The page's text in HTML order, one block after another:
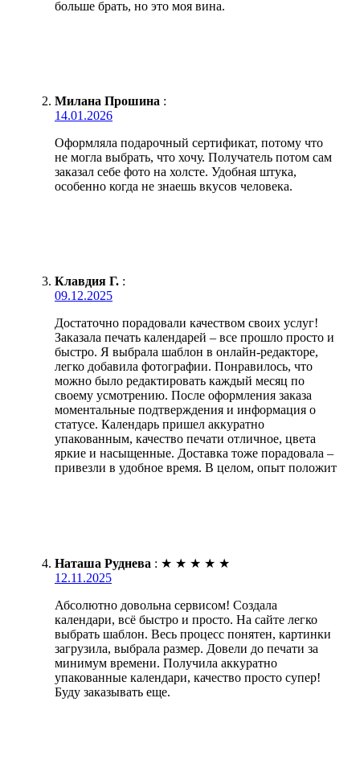
больше брать, но это моя вина.
Милана Прошина :
14.01.2026
Оформляла подарочный сертификат, потому что
не могла выбрать, что хочу. Получатель потом сам
заказал себе фото на холсте. Удобная штука,
особенно когда не знаешь вкусов человека.
Клавдия Г. :
09.12.2025
Достаточно порадовали качеством своих услуг!
Заказала печать календарей – все прошло просто и
быстро. Я выбрала шаблон в онлайн-редакторе,
легко добавила фотографии. Понравилось, что
можно было редактировать каждый месяц по
своему усмотрению. После оформления заказа
моментальные подтверждения и информация о
статусе. Календарь пришел аккуратно
упакованным, качество печати отличное, цвета
яркие и насыщенные. Доставка тоже порадовала –
привезли в удобное время. В целом, опыт положит
Наташа Руднева : ★ ★ ★ ★ ★
12.11.2025
Абсолютно довольна сервисом! Создала
календари, всё быстро и просто. На сайте легко
выбрать шаблон. Весь процесс понятен, картинки
загрузила, выбрала размер. Довели до печати за
минимум времени. Получила аккуратно
упакованные календари, качество просто супер!
Буду заказывать еще.